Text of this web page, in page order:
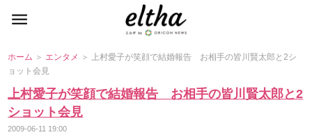
ホーム ＞ エンタメ ＞ 上村愛子が笑顔で結婚報告 お相手の皆川賢太郎と2シ
ョット会見
上村愛子が笑顔で結婚報告 お相手の皆川賢太郎と2
ショット会見
2009-06-11 19:00